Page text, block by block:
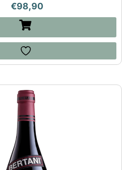
€98,90